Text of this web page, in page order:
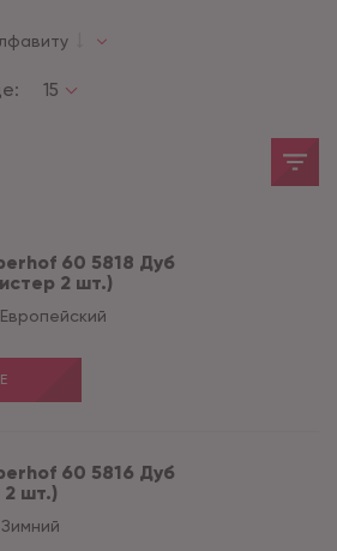
15
60 5818 Дуб
2 шт.)
60 5816 Дуб
2 шт.)